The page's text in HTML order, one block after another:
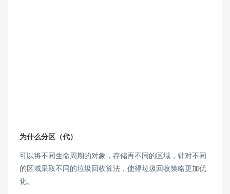
为什么分区（代）
可以将不同生命周期的对象，存储再不同的区域，针对不同
的区域采取不同的垃圾回收算法，使得垃圾回收策略更加优
化。